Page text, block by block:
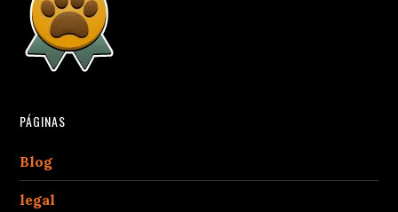
PÁGINAS
Blog
legal